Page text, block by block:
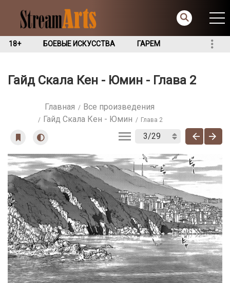
18+ БОЕВЫЕ ИСКУССТВА ГАРЕМ
Гайд Скала Кен - Юмин - Глава 2
Главная
Все произведения
Гайд Скала Кен - Юмин
Глава 2